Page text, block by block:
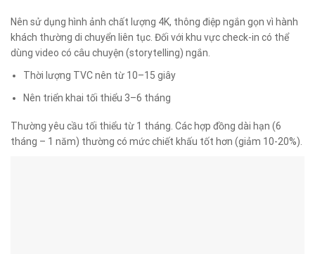
Nên sử dụng hình ảnh chất lượng 4K, thông điệp ngắn gọn vì hành
khách thường di chuyển liên tục. Đối với khu vực check-in có thể
dùng video có câu chuyện (storytelling) ngắn.
Thời lượng TVC nên từ 10–15 giây
Nên triển khai tối thiểu 3–6 tháng
Thường yêu cầu tối thiểu từ 1 tháng. Các hợp đồng dài hạn (6
tháng – 1 năm) thường có mức chiết khấu tốt hơn (giảm 10-20%).